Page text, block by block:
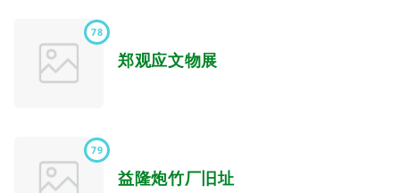
78
郑观应文物展
79
益隆炮竹厂旧址